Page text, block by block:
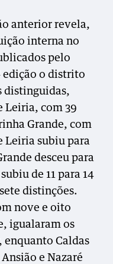
anterior revela,
interna no
pelo
edição o distrito
distinguidas,
Leiria, com 39
Grande, com
Leiria subiu para
desceu para
de 11 para 14
distinções.
nove e oito
igualaram os
enquanto Caldas
e Nazaré